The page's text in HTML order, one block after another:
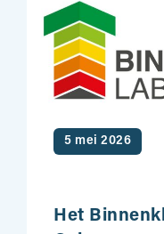
5 mei 2026
Het